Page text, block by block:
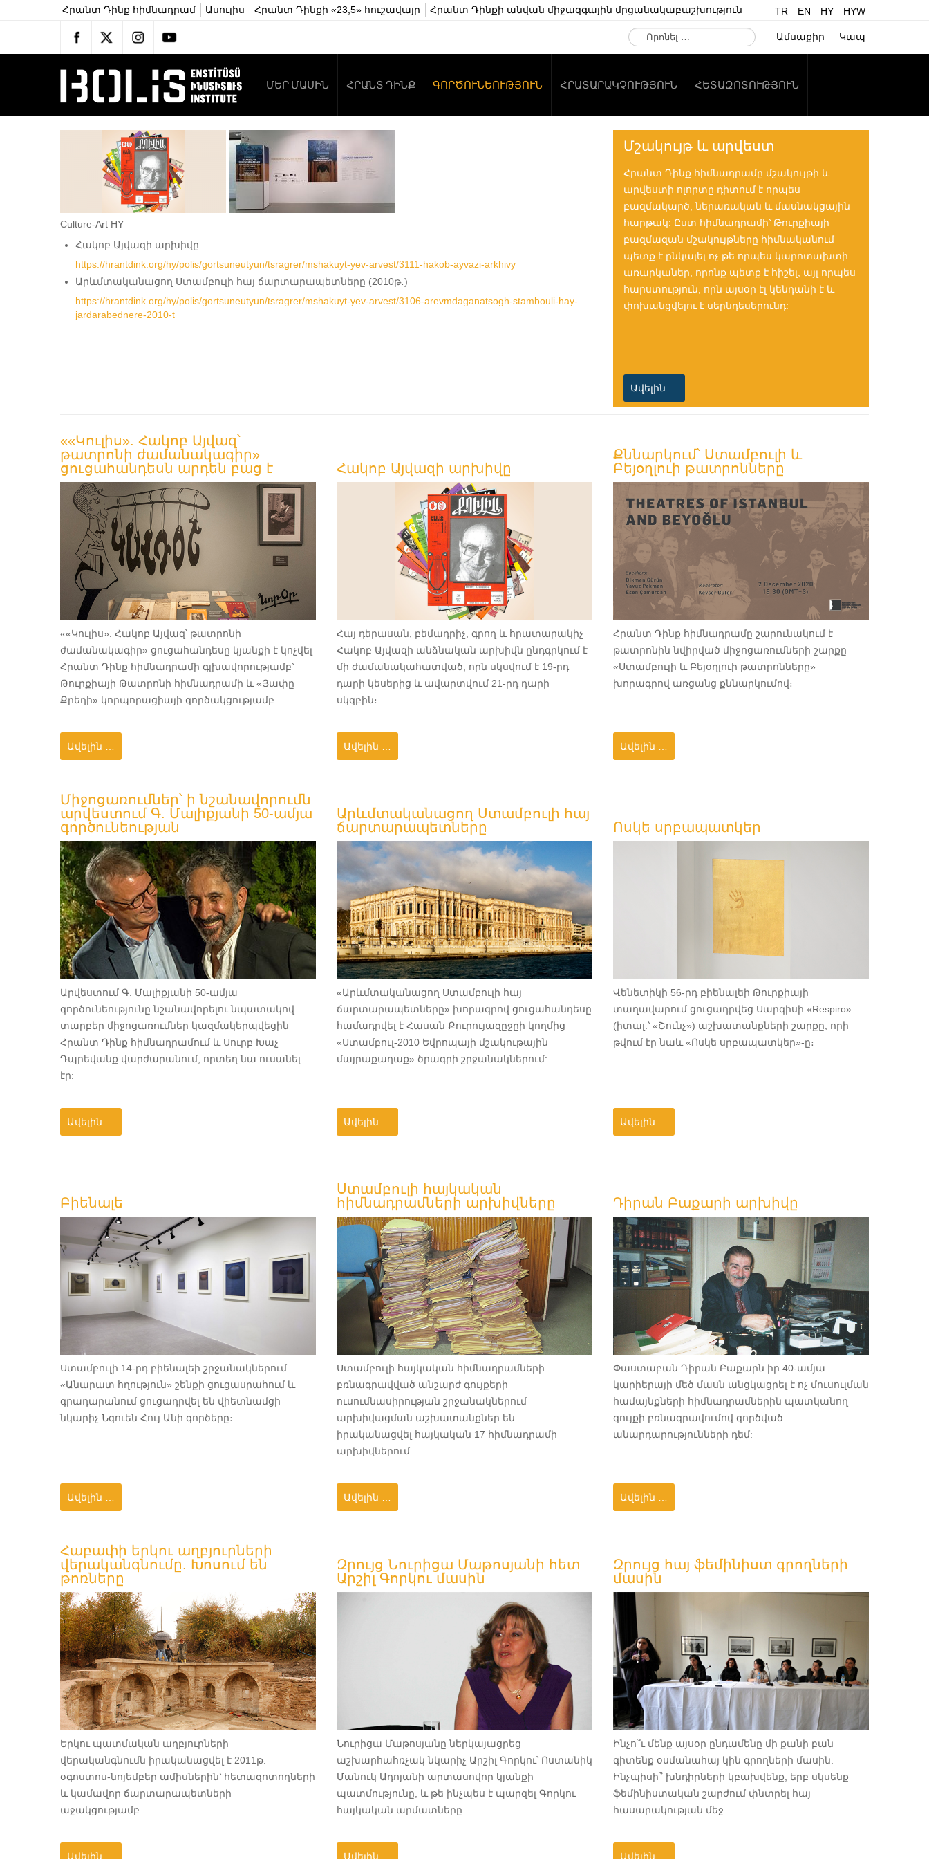
Հրանտ Դինք հիմնադրամ Ասուլիս Հրանտ Դինքի «23,5» հուշավայր Հրանտ Դինքի անվան միջազգային մրցանակաբաշխություն TR EN HY
HYW
Որոնել
…
Ամսաքիր Կապ
ՄԵՐ ՄԱՍԻՆ ՀՐԱՆՏ ԴԻՆՔ ԳՈՐԾՈՒՆԵՈՒԹՅՈՒՆ ՀՐԱՏԱՐԱԿՉՈՒԹՅՈՒՆ ՀԵՏԱԶՈՏՈՒԹՅՈՒՆ
Culture-Art HY
Հակոբ Այվազի արխիվը
https://hrantdink.org/hy/polis/gortsuneutyun/tsragrer/mshakuyt-yev-arvest/3111-hakob-ayvazi-arkhivy
Արևմտականացող Ստամբուլի հայ ճարտարապետները (2010թ․)
https://hrantdink.org/hy/polis/gortsuneutyun/tsragrer/mshakuyt-yev-arvest/3106-arevmdaganatsogh-stambouli-hay-
jardarabednere-2010-t
Մշակույթ և արվեստ
Հրանտ Դինք հիմնադրամը մշակույթի և
արվեստի ոլորտը դիտում է որպես
բազմակարծ, ներառական և մասնակցային
հարթակ: Ըստ հիմնադրամի՝ Թուրքիայի
բազմազան մշակույթները հիմնականում
պետք է ընկալել ոչ թե որպես կարոտախտի
առարկաներ, որոնք պետք է հիշել, այլ որպես
հարստություն, որն այսօր էլ կենդանի է և
փոխանցվելու է սերնդեսերունդ:
Ավելին …
««Կուլիս». Հակոբ Այվազ՝
թատրոնի ժամանակագիր»
ցուցահանդեսն արդեն բաց է
««Կուլիս». Հակոբ Այվազ՝ թատրոնի
ժամանակագիր» ցուցահանդեսը կյանքի է կոչվել
Հրանտ Դինք հիմնադրամի գլխավորությամբ՝
Թուրքիայի Թատրոնի հիմնադրամի և «Յափը
Քրեդի» կորպորացիայի գործակցությամբ:
Ավելին …
Հակոբ Այվազի արխիվը
Հայ դերասան, բեմադրիչ, գրող և հրատարակիչ
Հակոբ Այվազի անձնական արխիվն ընդգրկում է
մի ժամանակահատված, որն սկսվում է 19-րդ
դարի կեսերից և ավարտվում 21-րդ դարի
սկզբին։
Ավելին …
Քննարկում՝ Ստամբուլի և
Բեյօղլուի թատրոնները
Հրանտ Դինք հիմնադրամը շարունակում է
թատրոնին նվիրված միջոցառումների շարքը
«Ստամբուլի և Բեյօղլուի թատրոնները»
խորագրով առցանց քննարկումով։
Ավելին …
Միջոցառումներ՝ ի նշանավորումն
արվեստում Գ. Մալիքյանի 50-ամյա
գործունեության
Արվեստում Գ. Մալիքյանի 50-ամյա
գործունեությունը նշանավորելու նպատակով
տարբեր միջոցառումներ կազմակերպվեցին
Հրանտ Դինք հիմնադրամում և Սուրբ Խաչ
Դպրեվանք վարժարանում, որտեղ նա ուսանել
էր:
Ավելին …
Արևմտականացող Ստամբուլի հայ
ճարտարապետները
«Արևմտականացող Ստամբուլի հայ
ճարտարապետները» խորագրով ցուցահանդեսը
համադրվել է Հասան Քուրույազըջըի կողմից
«Ստամբուլ-2010 Եվրոպայի մշակութային
մայրաքաղաք» ծրագրի շրջանակներում:
Ավելին …
Ոսկե սրբապատկեր
Վենետիկի 56-րդ բիենալեի Թուրքիայի
տաղավարում ցուցադրվեց Սարգիսի «Respiro»
(իտալ.՝ «Շունչ») աշխատանքների շարքը, որի
թվում էր նաև «Ոսկե սրբապատկեր»-ը։
Ավելին …
Բիենալե
Ստամբուլի 14-րդ բիենալեի շրջանակներում
«Անարատ հղություն» շենքի ցուցասրահում և
գրադարանում ցուցադրվել են վիետնամցի
նկարիչ Նգուեն Հույ Անի գործերը։
Ավելին …
Ստամբուլի հայկական
հիմնադրամների արխիվները
Ստամբուլի հայկական հիմնադրամների
բռնագրավված անշարժ գույքերի
ուսումնասիրության շրջանակներում
արխիվացման աշխատանքներ են
իրականացվել հայկական 17 հիմնադրամի
արխիվներում:
Ավելին …
Դիրան Բաքարի արխիվը
Փաստաբան Դիրան Բաքարն իր 40-ամյա
կարիերայի մեծ մասն անցկացրել է ոչ մուսուլման
համայնքների հիմնադրամներին պատկանող
գույքի բռնագրավումով գործված
անարդարությունների դեմ:
Ավելին …
Հաբափի երկու աղբյուրների
վերականգնումը. Խոսում են
թոռները
Երկու պատմական աղբյուրների
վերականգնումն իրականացվել է 2011թ.
օգոստոս-նոյեմբեր ամիսներին՝ հետազոտողների
և կամավոր ճարտարապետների
աջակցությամբ:
Ավելին …
Զրույց Նուրիցա Մաթոսյանի հետ
Արշիլ Գորկու մասին
Նուրիցա Մաթոսյանը ներկայացրեց
աշխարհահռչակ նկարիչ Արշիլ Գորկու՝ Ոստանիկ
Մանուկ Ադոյանի արտասովոր կյանքի
պատմությունը, և թե ինչպես է պարզել Գորկու
հայկական արմատները:
Ավելին …
Զրույց հայ ֆեմինիստ գրողների
մասին
Ինչո՞ւ մենք այսօր ընդամենը մի քանի բան
գիտենք օսմանահայ կին գրողների մասին:
Ինչպիսի՞ խնդիրների կբախվենք, երբ սկսենք
ֆեմինիստական ​​շարժում փնտրել հայ
հասարակության մեջ:
Ավելին …